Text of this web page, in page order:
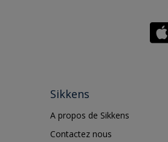
Sikkens
A propos de Sikkens
Contactez nous